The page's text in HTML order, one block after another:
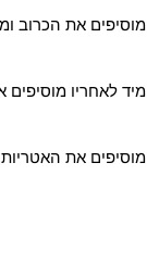
מוסיפים את הכרוב
מיד לאחריו
מוסיפים את